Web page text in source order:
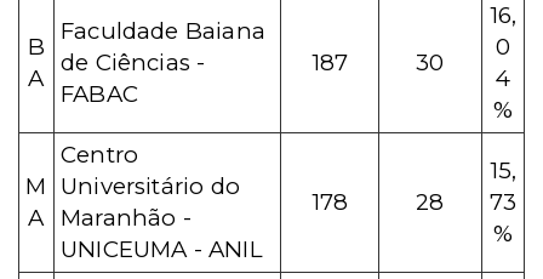
B
A
Faculdade Baiana
de Ciências -
FABAC
187 30
16,
0
4
%
M
A
Centro
Universitário do
Maranhão -
UNICEUMA - ANIL
178 28
15,
73
%